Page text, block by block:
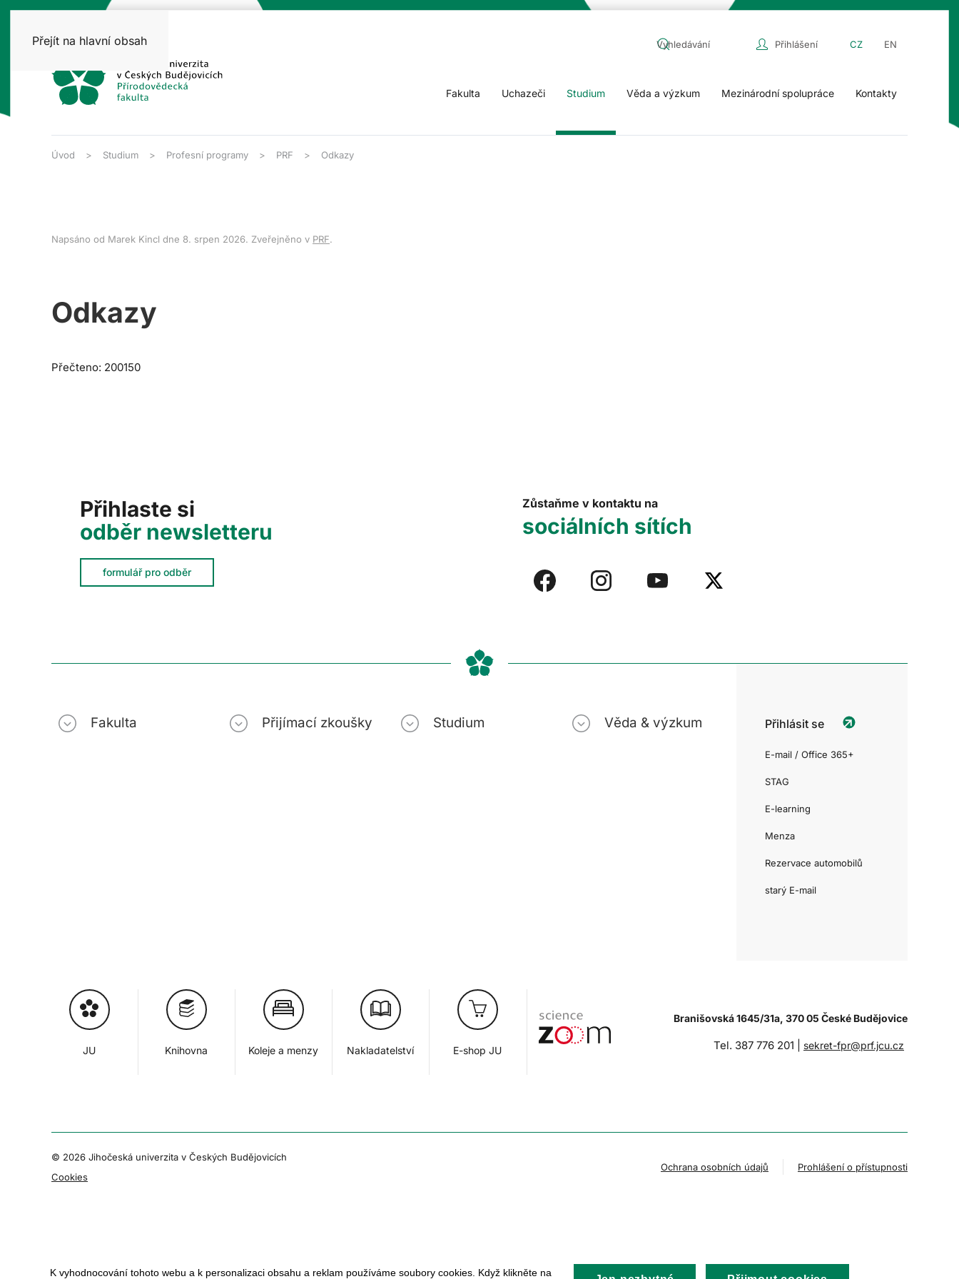
Přejít na hlavní obsah Přihlášení CZ EN
Fakulta Uchazeči Studium Věda a výzkum Mezinárodní spolupráce Kontakty
Úvod Studium Profesní programy PRF Odkazy
Napsáno od Marek Kincl dne 8. srpen 2026. Zveřejněno v PRF.
Odkazy
Přečteno: 200150
Přihlaste si
odběr newsletteru
formulář pro odběr
Zůstaňme v kontaktu na
sociálních sítích
Fakulta Přijímací zkoušky Studium Věda & výzkum Přihlásit se
E-mail / Office 365+
STAG
E-learning
Menza
Rezervace automobilů
starý E-mail
JU Knihovna Koleje a menzy Nakladatelství E-shop JU
Branišovská 1645/31a, 370 05 České Budějovice
Tel. 387 776 201 | sekret-fpr@prf.jcu.cz
© 2026 Jihočeská univerzita v Českých Budějovicích
Cookies
Ochrana osobních údajů Prohlášení o přístupnosti
K vyhodnocování tohoto webu a k personalizaci obsahu a reklam používáme soubory cookies. Když klikněte na